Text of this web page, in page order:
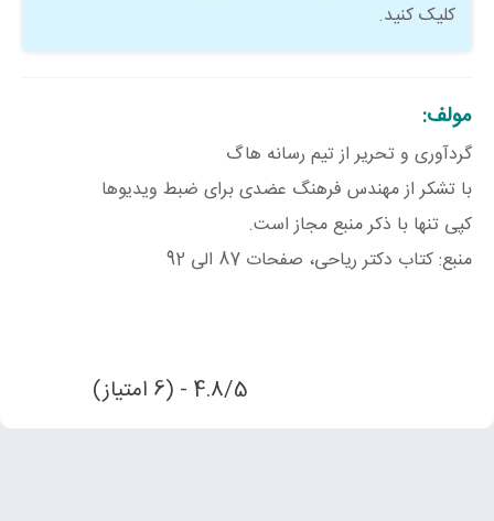
کلیک کنید.
مولف:
گردآوری و تحریر از تیم رسانه هاگ
با تشکر از مهندس فرهنگ عضدی برای ضبط ویدیوها
کپی تنها با ذکر منبع مجاز است.
منبع: کتاب دکتر ریاحی، صفحات 87 الی 92
4.8/5 - (6 امتیاز)